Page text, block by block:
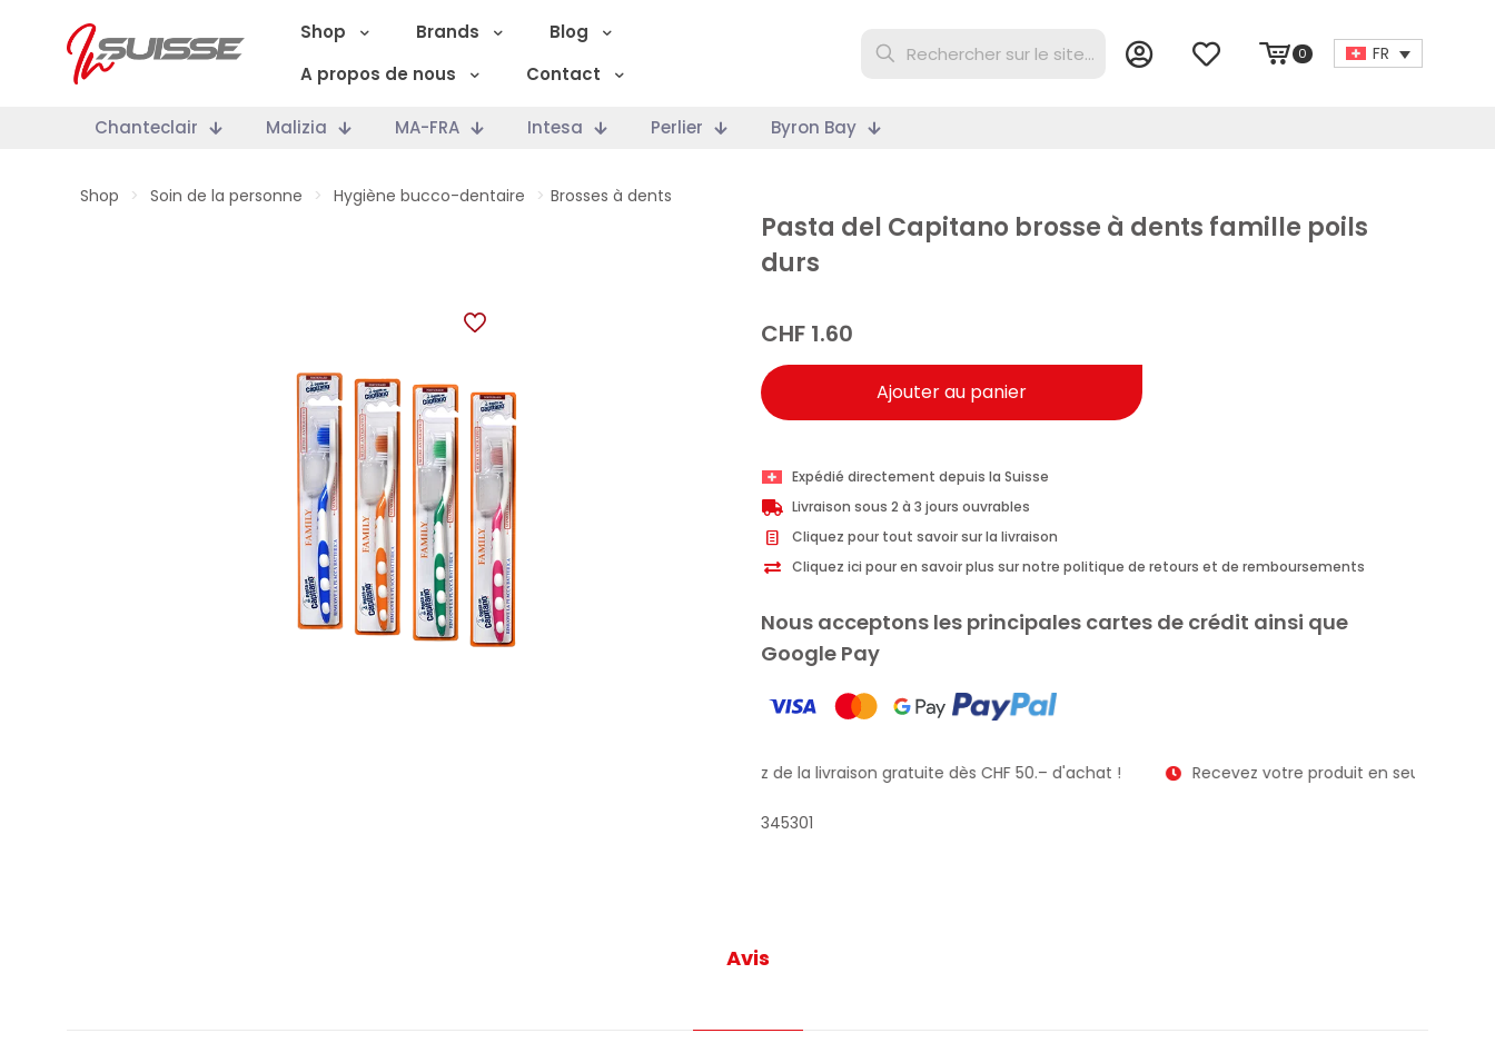
Shop Brands
Blog
A propos de nous
Contact
0 FR
Chanteclair Malizia MA-FRA Intesa Perlier Byron Bay
Shop > Soin de la personne > Hygiène bucco-dentaire > Brosses à dents
Pasta del Capitano brosse à dents famille poils
durs
CHF 1.60
Ajouter au panier
Expédié directement depuis la Suisse
Livraison sous 2 à 3 jours ouvrables
Cliquez pour tout savoir sur la livraison
Cliquez ici pour en savoir plus sur notre politique de retours et de remboursements
Nous acceptons les principales cartes de crédit ainsi que
Google Pay
Profitez de la livraison gratuite dès CHF 50.– d'achat ! Recevez votre produit en seulement 2
345301
Avis